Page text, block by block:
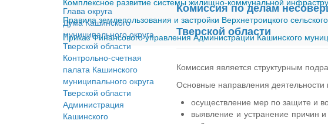
Правила землепользования и застройки Верхнетроицкого
Приказ Финансового управления Администрации Кашинского
Глава округа
Дума Кашинского
муниципального округа
Тверской области
Контрольно-счетная
палата Кашинского
муниципального округа
Тверской области
Администрация
Кашинского
Комиссия по делам
Тверской области
Комиссия является структурным
Основные направления деятельности
осуществление мер по защите и
выявление и устранение причин